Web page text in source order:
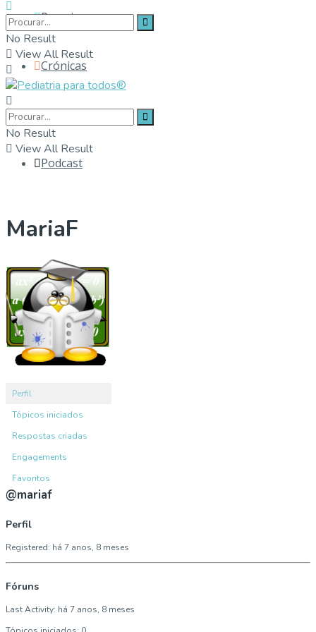
Parceiros
Crónicas
Contactos
Podcast
No Result
View All Result
No Result
View All Result
MariaF
Perfil
Tópicos iniciados
Respostas criadas
Engagements
Favoritos
@mariaf
Perfil
Registered: há 7 anos, 8 meses
Fóruns
Last Activity: há 7 anos, 8 meses